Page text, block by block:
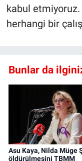
kabul
herhangi bir
Bunlar da
Asu Kaya, Nilda Müge
öldürülmesini TBMM